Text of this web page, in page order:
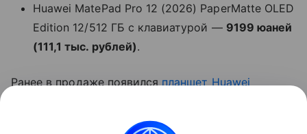
Huawei MatePad Pro 12 (2026) PaperMatte OLED
Edition 12/512 ГБ с клавиатурой — 9199 юаней
(111,1 тыс. рублей).
Ранее в продаже появился планшет Huawei